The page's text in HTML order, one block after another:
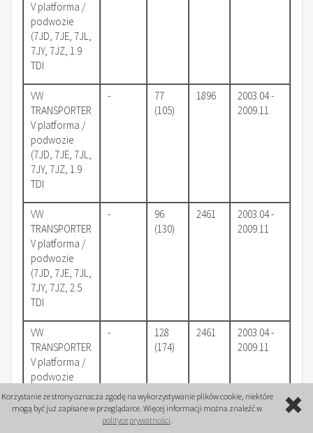
V platforma /
podwozie
(7JD, 7JE, 7JL,
7JY, 7JZ, 1.9
TDI
VW
TRANSPORTER
V platforma /
podwozie
(7JD, 7JE, 7JL,
7JY, 7JZ, 1.9
TDI
-
77
(105)
1896
2003.04 -
2009.11
VW
TRANSPORTER
V platforma /
podwozie
(7JD, 7JE, 7JL,
7JY, 7JZ, 2.5
TDI
-
96
(130)
2461
2003.04 -
2009.11
VW
TRANSPORTER
V platforma /
podwozie
(7JD, 7JE, 7JL,
7JY, 7JZ, 2.5
-
128
(174)
2461
2003.04 -
2009.11
Korzystanie ze strony oznacza zgodę na wykorzystywanie plików cookie, niektóre
mogą być już zapisane w przeglądarce. Więcej informacji można znaleźć w
polityce prywatności.